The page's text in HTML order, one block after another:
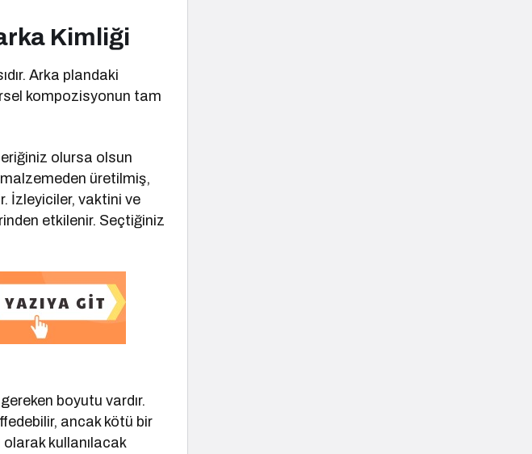
Kimliği
Arka plandaki
kompozisyonun tam
olursa olsun
üretilmiş,
İzleyiciler, vaktini ve
etkilenir. Seçtiğiniz
boyutu vardır.
ancak kötü bir
olarak kullanılacak